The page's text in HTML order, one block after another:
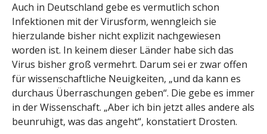
Auch in Deutschland gebe es vermutlich schon
Infektionen mit der Virusform, wenngleich sie
hierzulande bisher nicht explizit nachgewiesen
worden ist. In keinem dieser Länder habe sich das
Virus bisher groß vermehrt. Darum sei er zwar offen
für wissenschaftliche Neuigkeiten, „und da kann es
durchaus Überraschungen geben“. Die gebe es immer
in der Wissenschaft. „Aber ich bin jetzt alles andere als
beunruhigt, was das angeht“, konstatiert Drosten.